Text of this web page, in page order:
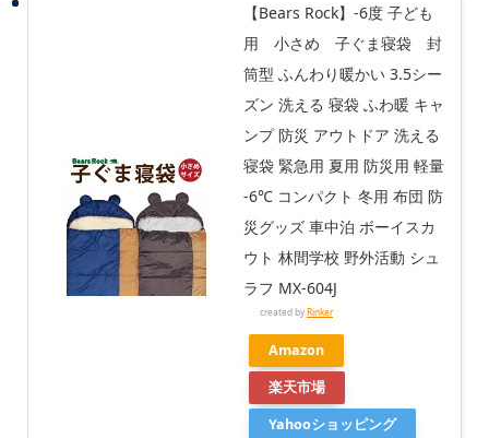
【Bears Rock】-6度 子ども
用 小さめ 子ぐま寝袋 封
筒型 ふんわり暖かい 3.5シー
ズン 洗える 寝袋 ふわ暖 キャ
ンプ 防災 アウトドア 洗える
寝袋 緊急用 夏用 防災用 軽量
-6℃ コンパクト 冬用 布団 防
災グッズ 車中泊 ボーイスカ
ウト 林間学校 野外活動 シュ
ラフ MX-604J
created byRinker
Amazon
楽天市場
Yahooショッピング